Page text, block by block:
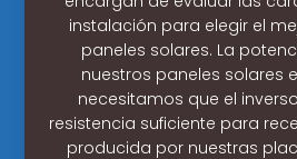
instalación para elegir el
paneles solares. La
nuestros paneles solares
necesitamos que el
resistencia suficiente para
producida por nuestras